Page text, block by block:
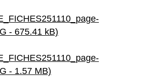
- 675.41 kB)
- 1.57 MB)